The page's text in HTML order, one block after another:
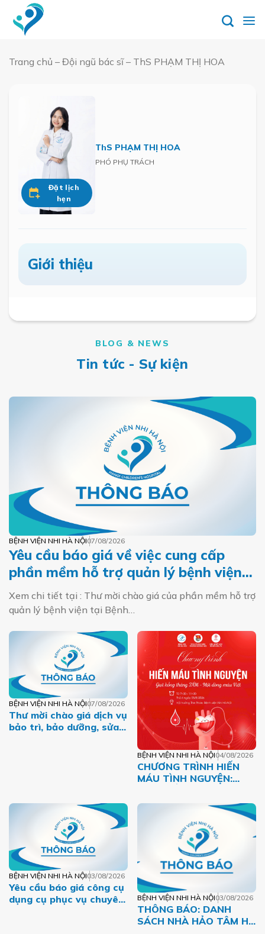
content
Trang chủ – Đội ngũ bác sĩ– ThS PHẠM THỊ HOA
Đặt lịch
hẹn
ThS PHẠM THỊ HOA
PHÓ PHỤ TRÁCH
Giới thiệu
BLOG & NEWS
Tin tức - Sự kiện
BỆNH VIỆN NHI HÀ NỘI07/08/2026
Yêu cầu báo giá về việc cung cấp
phần mềm hỗ trợ quản lý bệnh viện
tại Bệnh viện Nhi Hà Nội
Xem chi tiết tại : Thư mời chào giá của phần mềm hỗ trợ
quản lý bệnh viện tại Bệnh…
BỆNH VIỆN NHI HÀ NỘI07/08/2026
Thư mời chào giá dịch vụ
bảo trì, bảo dưỡng, sửa
BỆNH VIỆN NHI HÀ NỘI04/08/2026
CHƯƠNG TRÌNH HIẾN
MÁU TÌNH NGUYỆN:
TÁM – MỘT DÒNG MÁU
BỆNH VIỆN NHI HÀ NỘI03/08/2026
Yêu cầu báo giá công cụ
dụng cụ phục vụ chuyên
BỆNH VIỆN NHI HÀ NỘI03/08/2026
THÔNG BÁO: DANH
SÁCH NHÀ HẢO TÂM HỖ